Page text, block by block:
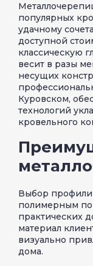
популярных
удачному
доступной
классическую
весит в разы
несущих
Куровском,
технологий
кровельного
Выбор
полимерным
практических
материал
визуально
дома.